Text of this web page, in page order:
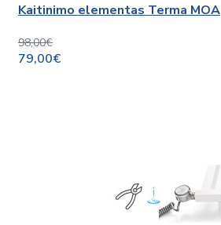
Kaitinimo elementas Terma MOA
98,00€
79,00€